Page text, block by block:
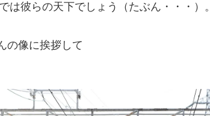
は彼らの天下でしょう（たぶん・・・）。
の像に挨拶して